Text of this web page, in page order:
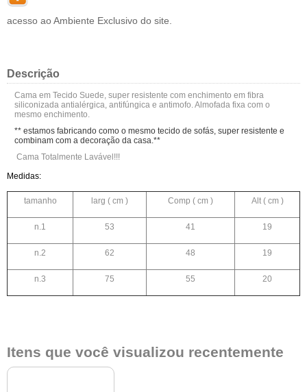
acesso ao Ambiente Exclusivo do site.
Descrição
Cama em Tecido Suede, super resistente com enchimento em fibra
siliconizada antialérgica, antifúngica e antimofo. Almofada fixa com o
mesmo enchimento.
** estamos fabricando como o mesmo tecido de sofás, super resistente e
combinam com a decoração da casa.**
Cama Totalmente Lavável!!!
Medidas:
tamanho larg ( cm ) Comp ( cm ) Alt ( cm )
n.1 53 41 19
n.2 62 48 19
n.3 75 55 20
Itens que você visualizou recentemente